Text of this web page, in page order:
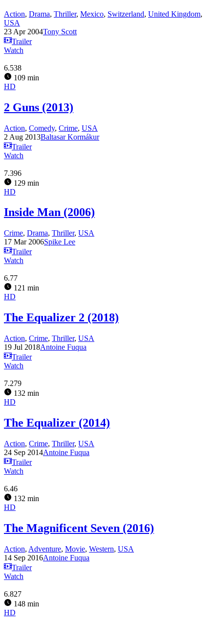
Action, Drama, Thriller, Mexico, Switzerland, United Kingdom,
USA
23 Apr 2004Tony Scott
Trailer
Watch
6.538
109 min
HD
2 Guns (2013)
Action, Comedy, Crime, USA
2 Aug 2013Baltasar Kormákur
Trailer
Watch
7.396
129 min
HD
Inside Man (2006)
Crime, Drama, Thriller, USA
17 Mar 2006Spike Lee
Trailer
Watch
6.77
121 min
HD
The Equalizer 2 (2018)
Action, Crime, Thriller, USA
19 Jul 2018Antoine Fuqua
Trailer
Watch
7.279
132 min
HD
The Equalizer (2014)
Action, Crime, Thriller, USA
24 Sep 2014Antoine Fuqua
Trailer
Watch
6.46
132 min
HD
The Magnificent Seven (2016)
Action, Adventure, Movie, Western, USA
14 Sep 2016Antoine Fuqua
Trailer
Watch
6.827
148 min
HD